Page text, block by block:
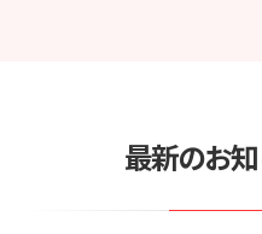
最新のお